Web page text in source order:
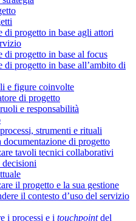
di progetto in base agli attori
di progetto in base al focus
di progetto in base all’ambito di
e figure coinvolte
di progetto
e responsabilità
strumenti e rituali
documentazione di progetto
tavoli tecnici collaborativi
decisioni
il progetto e la sua gestione
il contesto d’uso del servizio
i processi e i touchpointdel